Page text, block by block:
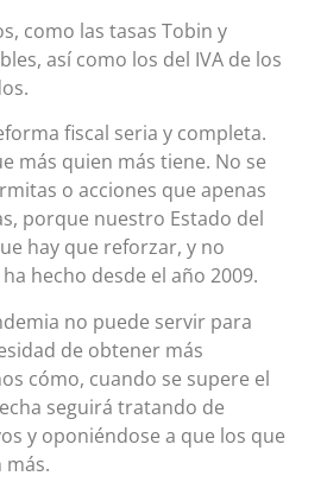
como las tasas Tobin y
así como los del IVA de los
fiscal seria y completa.
más quien más tiene. No se
o acciones que apenas
porque nuestro Estado del
hay que reforzar, y no
hecho desde el año 2009.
no puede servir para
de obtener más
cómo, cuando se supere el
seguirá tratando de
y oponiéndose a que los que
más.